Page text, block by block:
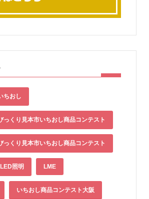
ちおし
っくり見本市いちおし商品コンテスト
っくり見本市いちおし商品コンテスト
LED照明 LME
いちおし商品コンテスト大阪